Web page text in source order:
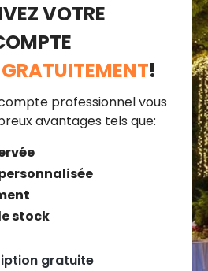
VOTRE
GRATUITEMENT!
professionnel vous
avantages tels que:
stock
gratuite